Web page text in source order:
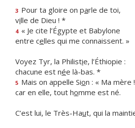
3 Pour ta gloire on parle de toi,
ville de Dieu ! *
4 « Je cite l’Égypte et Babylone
entre celles qui me connaissent. »
Voyez Tyr, la Philistie, l’Éthiopie :
chacune est née là-bas. *
5 Mais on appelle Sion : « Ma mère
car en elle, tout homme est né.
C’est lui, le Très-Haut, qui la